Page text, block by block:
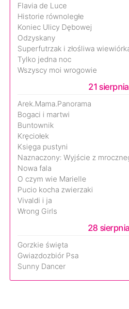
Flavia de Luce
Historie równoległe
Koniec Ulicy Dębowej
Odzyskany
Superfutrzak i złośliwa
Tylko jedna noc
Wszyscy moi wrogowie
21 sierpnia
Arek.Mama.Panorama
Bogaci i martwi
Buntownik
Kręciołek
Księga pustyni
Naznaczony: Wyjście z
Nowa fala
O czym wie Marielle
Pucio kocha zwierzaki
Vivaldi i ja
Wrong Girls
28 sierpnia
Gorzkie święta
Gwiazdozbiór Psa
Sunny Dancer